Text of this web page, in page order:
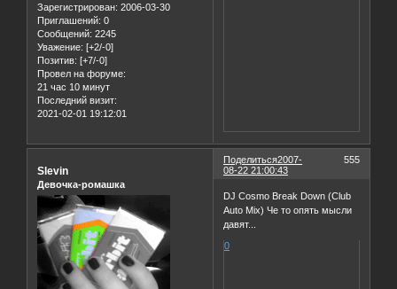
Зарегистрирован: 2006-03-30
Приглашений: 0
Сообщений: 2245
Уважение: [+2/-0]
Позитив: [+7/-0]
Провел на форуме:
21 час 10 минут
Последний визит:
2021-02-01 19:12:01
Поделиться 555
2007-
08-22 21:00:43
Slevin
Девочка-ромашка
DJ Cosmo Break Down (Club
Auto Mix) Че то опять мысли
давят...
0